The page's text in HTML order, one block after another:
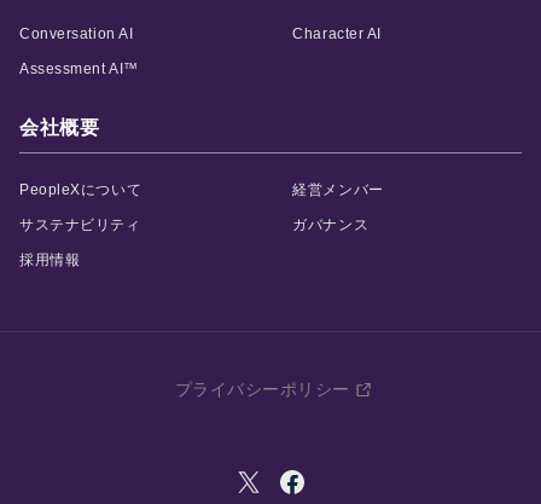
Conversation AI Character AI
Assessment AI™
会社概要
PeopleXについて 経営メンバー
サステナビリティ ガバナンス
採用情報
プライバシーポリシー